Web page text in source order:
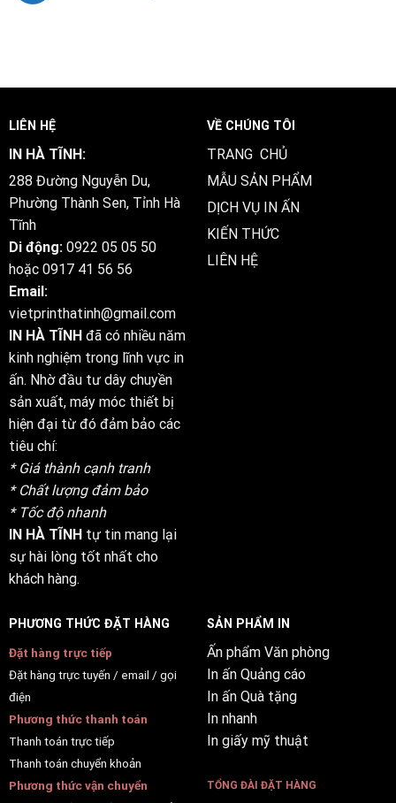
LIÊN HỆ
IN HÀ TĨNH:
288 Đường Nguyễn Du,
Phường Thành Sen, Tỉnh Hà
Tĩnh
Di động: 0922 05 05 50
hoặc 0917 41 56 56
Email:
vietprinthatinh@gmail.com
IN HÀ TĨNH đã có nhiều năm
kinh nghiệm trong lĩnh vực in
ấn. Nhờ đầu tư dây chuyền
sản xuất, máy móc thiết bị
hiện đại từ đó đảm bảo các
tiêu chí:
* Giá thành cạnh tranh
* Chất lượng đảm bảo
* Tốc độ nhanh
IN HÀ TĨNH tự tin mang lại
sự hài lòng tốt nhất cho
khách hàng.
VỀ CHÚNG TÔI
TRANG CHỦ
MẪU SẢN PHẨM
DỊCH VỤ IN ẤN
KIẾN THỨC
LIÊN HỆ
PHƯƠNG THỨC ĐẶT HÀNG
Đặt hàng trực tiếp
Đặt hàng trực tuyến / email / gọi
điện
Phương thức thanh toán
Thanh toán trực tiếp
Thanh toán chuyển khoản
Phương thức vận chuyển
SẢN PHẨM IN
Ấn phẩm Văn phòng
In ấn Quảng cáo
In ấn Quà tặng
In nhanh
In giấy mỹ thuật
TỔNG ĐÀI ĐẶT HÀNG